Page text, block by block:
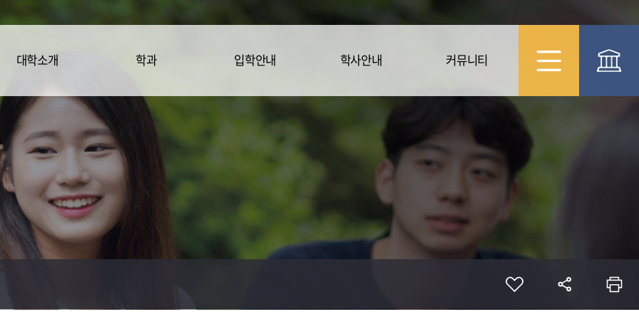
대학소개
장인사말
학개요
육목표
혁
수소개
아오시는길
학과
경영학과
글로벌통상문화학
과
미디어영상광고학
과
세무회계학과
금융보험학과
입학안내
입학안내
학사안내
학사일정
장학제도
커뮤니티
공지사항
자료실
사진첩
Q&A
FAQ